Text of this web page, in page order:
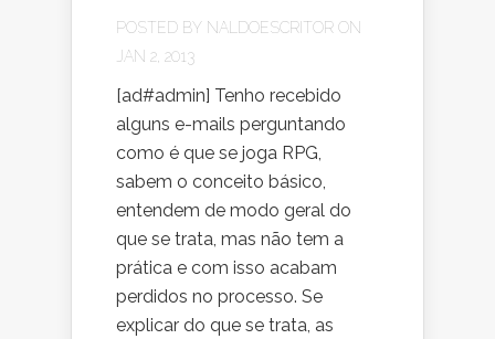
POSTED BY NALDOESCRITOR ON
JAN 2, 2013
[ad#admin] Tenho recebido
alguns e-mails perguntando
como é que se joga RPG,
sabem o conceito básico,
entendem de modo geral do
que se trata, mas não tem a
prática e com isso acabam
perdidos no processo. Se
explicar do que se trata, as